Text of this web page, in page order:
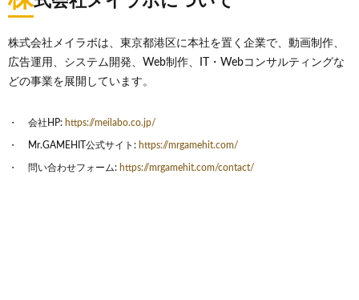
株式会社メイラボは、東京都港区に本社を置く企業で、動画制作、
広告運用、システム開発、Web制作、IT・Webコンサルティングな
どの事業を展開しています。
会社HP: https://meilabo.co.jp/
Mr.GAMEHIT公式サイト: https://mrgamehit.com/
問い合わせフォーム: https://mrgamehit.com/contact/